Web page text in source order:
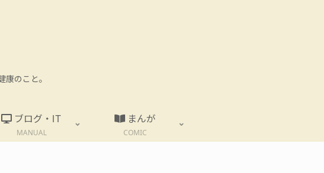
のこと。
ブログ・IT
MANUAL
まんが
COMIC